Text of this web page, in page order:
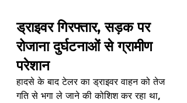
ड्राइवर गिरफ्तार, सड़क पर
रोजाना दुर्घटनाओं से ग्रामीण
परेशान
हादसे के बाद टेलर का ड्राइवर वाहन को तेज
गति से भगा ले जाने की कोशिश कर रहा था,